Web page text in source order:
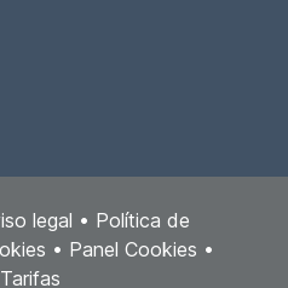
legal • Política de
• Panel Cookies •
Tarifas